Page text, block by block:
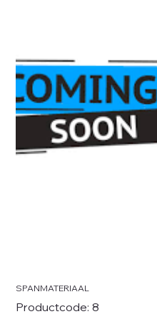
SPANMATERIAAL
Productcode: Productcode
8
8